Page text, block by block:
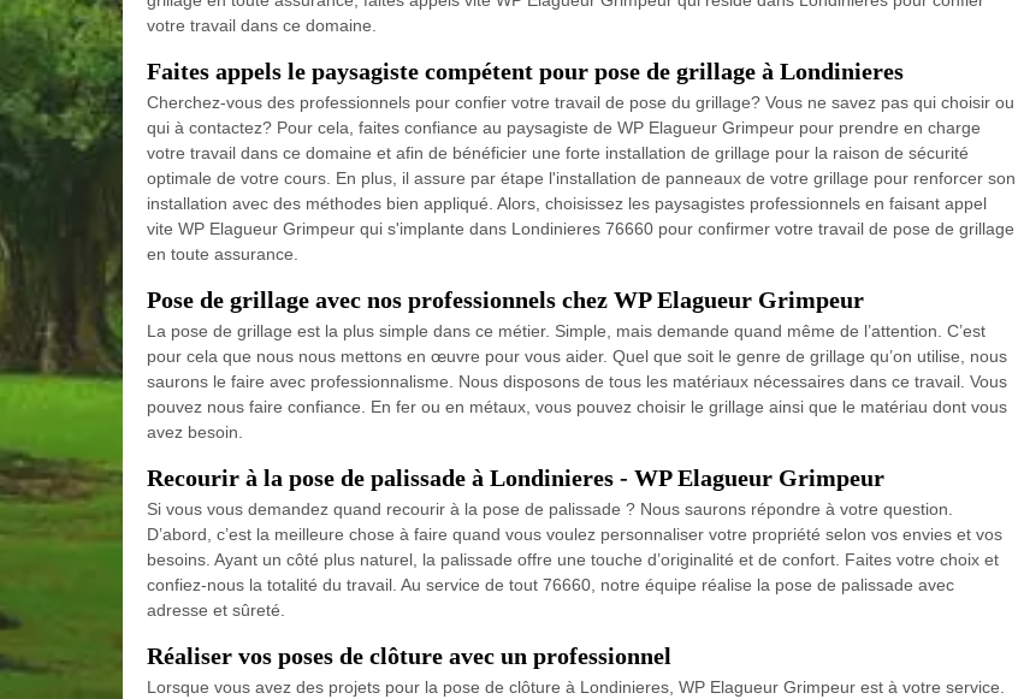
votre travail dans ce domaine.
Faites appels le paysagiste compétent pour pose de grillage à Londinieres
Cherchez-vous des professionnels pour confier votre travail de pose du grillage? Vous ne savez pas qui choisir ou
qui à contactez? Pour cela, faites confiance au paysagiste de WP Elagueur Grimpeur pour prendre en charge
votre travail dans ce domaine et afin de bénéficier une forte installation de grillage pour la raison de sécurité
optimale de votre cours. En plus, il assure par étape l'installation de panneaux de votre grillage pour renforcer son
installation avec des méthodes bien appliqué. Alors, choisissez les paysagistes professionnels en faisant appel
vite WP Elagueur Grimpeur qui s'implante dans Londinieres 76660 pour confirmer votre travail de pose de grillage
en toute assurance.
Pose de grillage avec nos professionnels chez WP Elagueur Grimpeur
La pose de grillage est la plus simple dans ce métier. Simple, mais demande quand même de l’attention. C’est
pour cela que nous nous mettons en œuvre pour vous aider. Quel que soit le genre de grillage qu’on utilise, nous
saurons le faire avec professionnalisme. Nous disposons de tous les matériaux nécessaires dans ce travail. Vous
pouvez nous faire confiance. En fer ou en métaux, vous pouvez choisir le grillage ainsi que le matériau dont vous
avez besoin.
Recourir à la pose de palissade à Londinieres - WP Elagueur Grimpeur
Si vous vous demandez quand recourir à la pose de palissade ? Nous saurons répondre à votre question.
D’abord, c’est la meilleure chose à faire quand vous voulez personnaliser votre propriété selon vos envies et vos
besoins. Ayant un côté plus naturel, la palissade offre une touche d’originalité et de confort. Faites votre choix et
confiez-nous la totalité du travail. Au service de tout 76660, notre équipe réalise la pose de palissade avec
adresse et sûreté.
Réaliser vos poses de clôture avec un professionnel
Lorsque vous avez des projets pour la pose de clôture à Londinieres, WP Elagueur Grimpeur est à votre service.